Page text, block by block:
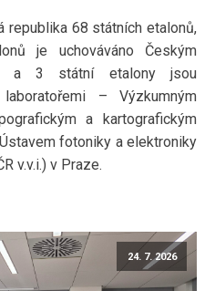
republika 68 státních etalonů,
je uchováváno Českým
a 3 státní etalony jsou
– Výzkumným
a kartografickým
fotoniky a elektroniky
v.v.i.) v Praze.
24. 7. 2026